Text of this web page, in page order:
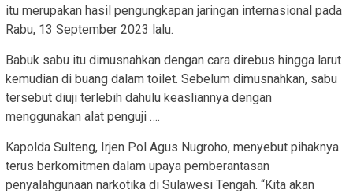
itu merupakan hasil pengungkapan jaringan internasional pada
Rabu, 13 September 2023 lalu.
Babuk sabu itu dimusnahkan dengan cara direbus hingga larut
kemudian di buang dalam toilet. Sebelum dimusnahkan, sabu
tersebut diuji terlebih dahulu keasliannya dengan
menggunakan alat penguji ….
Kapolda Sulteng, Irjen Pol Agus Nugroho, menyebut pihaknya
terus berkomitmen dalam upaya pemberantasan
penyalahgunaan narkotika di Sulawesi Tengah. “Kita akan